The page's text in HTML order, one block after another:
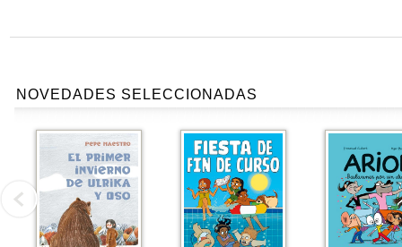
NOVEDADES SELECCIONADAS